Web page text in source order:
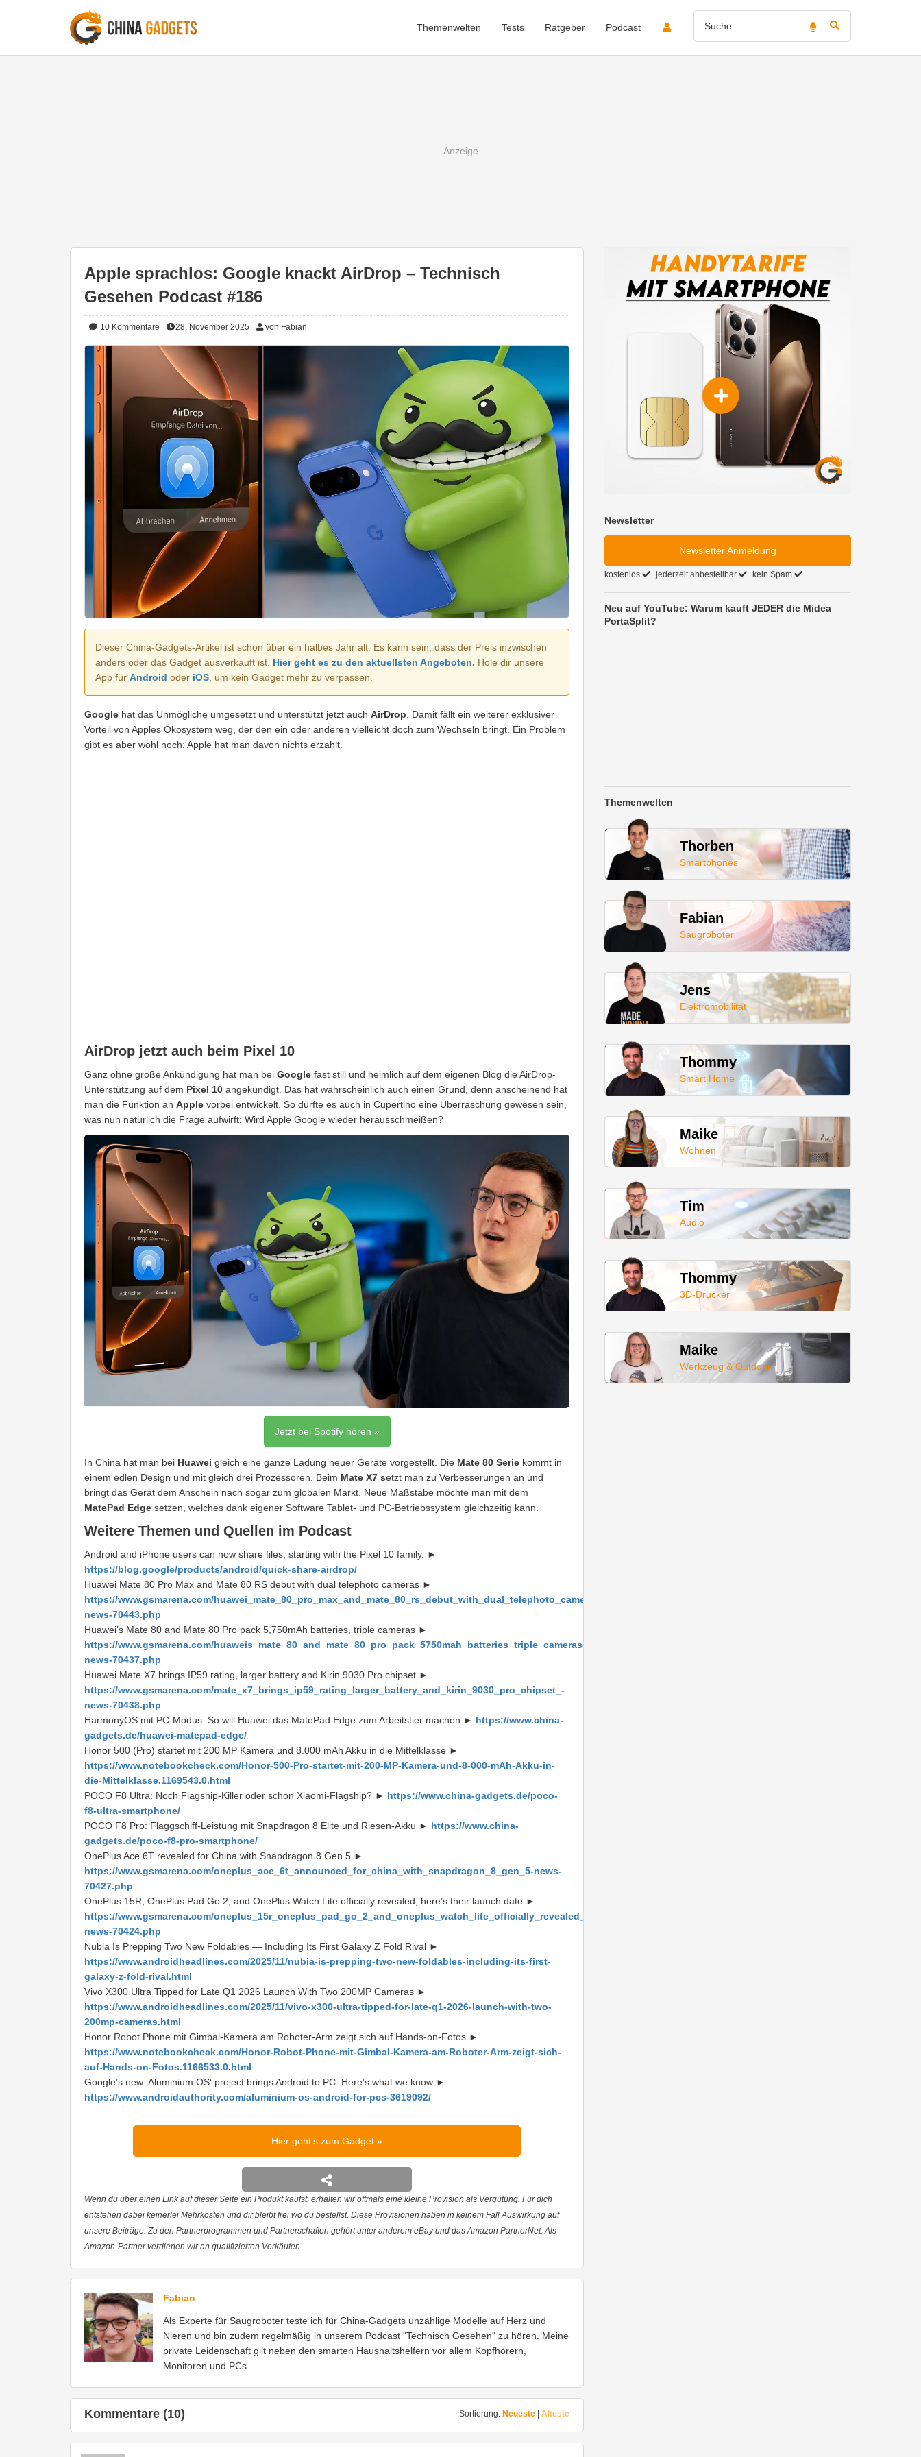
Themenwelten Tests Ratgeber Podcast
Apple sprachlos: Google knackt AirDrop – Technisch
Gesehen Podcast #186
10 Kommentare 28. November 2025 von Fabian
Dieser China-Gadgets-Artikel ist schon über ein halbes Jahr alt. Es kann sein, dass der Preis inzwischen
anders oder das Gadget ausverkauft ist. Hier geht es zu den aktuellsten Angeboten. Hole dir unsere
App für Android oder iOS , um kein Gadget mehr zu verpassen.
Google hat das Unmögliche umgesetzt und unterstützt jetzt auch AirDrop . Damit fällt ein weiterer exklusiver
Vorteil von Apples Ökosystem weg, der den ein oder anderen vielleicht doch zum Wechseln bringt. Ein Problem
gibt es aber wohl noch: Apple hat man davon nichts erzählt.
AirDrop jetzt auch beim Pixel 10
Ganz ohne große Ankündigung hat man bei Google fast still und heimlich auf dem eigenen Blog die AirDrop-
Unterstützung auf dem Pixel 10 angekündigt. Das hat wahrscheinlich auch einen Grund, denn anscheinend hat
man die Funktion an Apple vorbei entwickelt. So dürfte es auch in Cupertino eine Überraschung gewesen sein,
was nun natürlich die Frage aufwirft: Wird Apple Google wieder herausschmeißen?
Jetzt bei Spotify hören »
In China hat man bei Huawei gleich eine ganze Ladung neuer Geräte vorgestellt. Die Mate 80 Serie kommt in
einem edlen Design und mit gleich drei Prozessoren. Beim Mate X7 setzt man zu Verbesserungen an und
bringt das Gerät dem Anschein nach sogar zum globalen Markt. Neue Maßstäbe möchte man mit dem
MatePad Edge setzen, welches dank eigener Software Tablet- und PC-Betriebssystem gleichzeitig kann.
Weitere Themen und Quellen im Podcast
Android and iPhone users can now share files, starting with the Pixel 10 family. ►
https://blog.google/products/android/quick-share-airdrop/
Huawei Mate 80 Pro Max and Mate 80 RS debut with dual telephoto cameras ►
https://www.gsmarena.com/huawei_mate_80_pro_max_and_mate_80_rs_debut_with_dual_telephoto_cameras-
news-70443.php
Huawei’s Mate 80 and Mate 80 Pro pack 5,750mAh batteries, triple cameras ►
https://www.gsmarena.com/huaweis_mate_80_and_mate_80_pro_pack_5750mah_batteries_triple_cameras-
news-70437.php
Huawei Mate X7 brings IP59 rating, larger battery and Kirin 9030 Pro chipset ►
https://www.gsmarena.com/mate_x7_brings_ip59_rating_larger_battery_and_kirin_9030_pro_chipset_-
news-70438.php
HarmonyOS mit PC-Modus: So will Huawei das MatePad Edge zum Arbeitstier machen ► https://www.china-
gadgets.de/huawei-matepad-edge/
Honor 500 (Pro) startet mit 200 MP Kamera und 8.000 mAh Akku in die Mittelklasse ►
https://www.notebookcheck.com/Honor-500-Pro-startet-mit-200-MP-Kamera-und-8-000-mAh-Akku-in-
die-Mittelklasse.1169543.0.html
POCO F8 Ultra: Noch Flagship-Killer oder schon Xiaomi-Flagship? ► https://www.china-gadgets.de/poco-
f8-ultra-smartphone/
POCO F8 Pro: Flaggschiff-Leistung mit Snapdragon 8 Elite und Riesen-Akku ► https://www.china-
gadgets.de/poco-f8-pro-smartphone/
OnePlus Ace 6T revealed for China with Snapdragon 8 Gen 5 ►
https://www.gsmarena.com/oneplus_ace_6t_announced_for_china_with_snapdragon_8_gen_5-news-
70427.php
OnePlus 15R, OnePlus Pad Go 2, and OnePlus Watch Lite officially revealed, here’s their launch date ►
https://www.gsmarena.com/oneplus_15r_oneplus_pad_go_2_and_oneplus_watch_lite_officially_revealed_heres_their_launch_date-
news-70424.php
Nubia Is Prepping Two New Foldables — Including Its First Galaxy Z Fold Rival ►
https://www.androidheadlines.com/2025/11/nubia-is-prepping-two-new-foldables-including-its-first-
galaxy-z-fold-rival.html
Vivo X300 Ultra Tipped for Late Q1 2026 Launch With Two 200MP Cameras ►
https://www.androidheadlines.com/2025/11/vivo-x300-ultra-tipped-for-late-q1-2026-launch-with-two-
200mp-cameras.html
Honor Robot Phone mit Gimbal-Kamera am Roboter-Arm zeigt sich auf Hands-on-Fotos ►
https://www.notebookcheck.com/Honor-Robot-Phone-mit-Gimbal-Kamera-am-Roboter-Arm-zeigt-sich-
auf-Hands-on-Fotos.1166533.0.html
Google’s new ‚Aluminium OS‘ project brings Android to PC: Here’s what we know ►
https://www.androidauthority.com/aluminium-os-android-for-pcs-3619092/
Hier geht's zum Gadget
Wenn du über einen Link auf dieser Seite ein Produkt kaufst, erhalten wir oftmals eine kleine Provision als Vergütung. Für dich
entstehen dabei keinerlei Mehrkosten und dir bleibt frei wo du bestellst. Diese Provisionen haben in keinem Fall Auswirkung auf
unsere Beiträge. Zu den Partnerprogrammen und Partnerschaften gehört unter anderem eBay und das Amazon PartnerNet. Als
Amazon-Partner verdienen wir an qualifizierten Verkäufen.
Fabian
Als Experte für Saugroboter teste ich für China-Gadgets unzählige Modelle auf Herz und
Nieren und bin zudem regelmäßig in unserem Podcast "Technisch Gesehen" zu hören. Meine
private Leidenschaft gilt neben den smarten Haushaltshelfern vor allem Kopfhörern,
Monitoren und PCs.
Sortierung: Neueste | Älteste
Kommentare (10)
Newsletter
Newsletter Anmeldung
kostenlos jederzeit abbestellbar kein Spam
Neu auf YouTube: Warum kauft JEDER die Midea
PortaSplit?
Themenwelten
Thorben
Smartphones
Fabian
Saugroboter
Jens
Elektromobilität
Thommy
Smart Home
Maike
Wohnen
Tim
Audio
Thommy
3D-Drucker
Maike
Werkzeug & Outdoor